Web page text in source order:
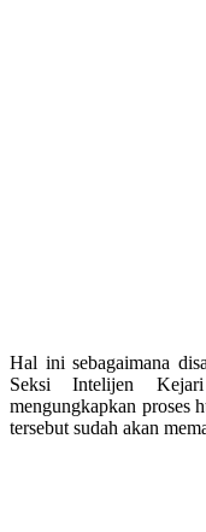
Hal ini sebagaimana
Seksi Intelijen
mengungkapkan proses
tersebut sudah akan